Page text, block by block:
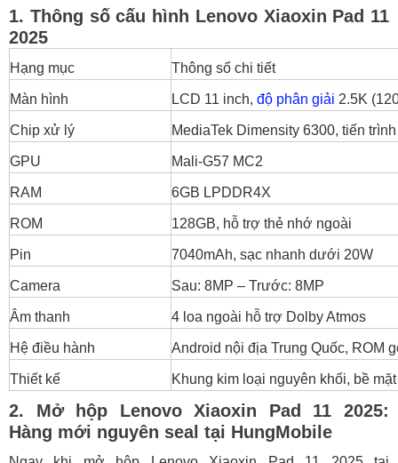
4. Trải nghiệm nhanh Lenovo Xiaoxin Pad 11
Màn hình: điểm nhấn sáng giá trong phân
Loa ngoài 4 hướng – âm thanh sống động
Chip Dimensity 6300 – đủ dùng cho tác vụ
5. Kết luận: Tablet 3 triệu đáng mua cho học tập
và giải trí
Ưu điểm nổi bật:
Một vài hạn chế:
6. Lenovo Xiaoxin Pad 11 2025 giá bao nhiêu?
Mua ở đâu uy tín?
1. Thông số cấu hình Lenovo Xiaoxin Pad 11
2025
Hạng mục Thông số chi tiết
Màn hình LCD 11 inch, độ phân giải 2.5K
Chip xử lý MediaTek Dimensity 6300, tiến
GPU Mali-G57 MC2
RAM 6GB LPDDR4X
ROM 128GB, hỗ trợ thẻ nhớ ngoài
Pin 7040mAh, sạc nhanh dưới 20W
Camera Sau: 8MP – Trước: 8MP
Âm thanh 4 loa ngoài hỗ trợ Dolby Atmos
Hệ điều hành Android nội địa Trung Quốc, ROM
Thiết kế Khung kim loại nguyên khối, bề
2. Mở hộp Lenovo Xiaoxin Pad 11 2025:
Hàng mới nguyên seal tại HungMobile